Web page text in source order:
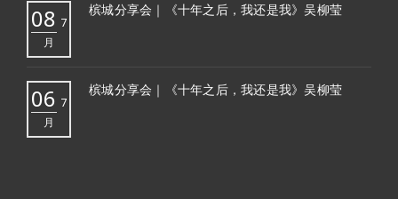
08 7
月
槟城分享会｜《十年之后，我还是我》吴柳莹
06 7
月
槟城分享会｜《十年之后，我还是我》吴柳莹